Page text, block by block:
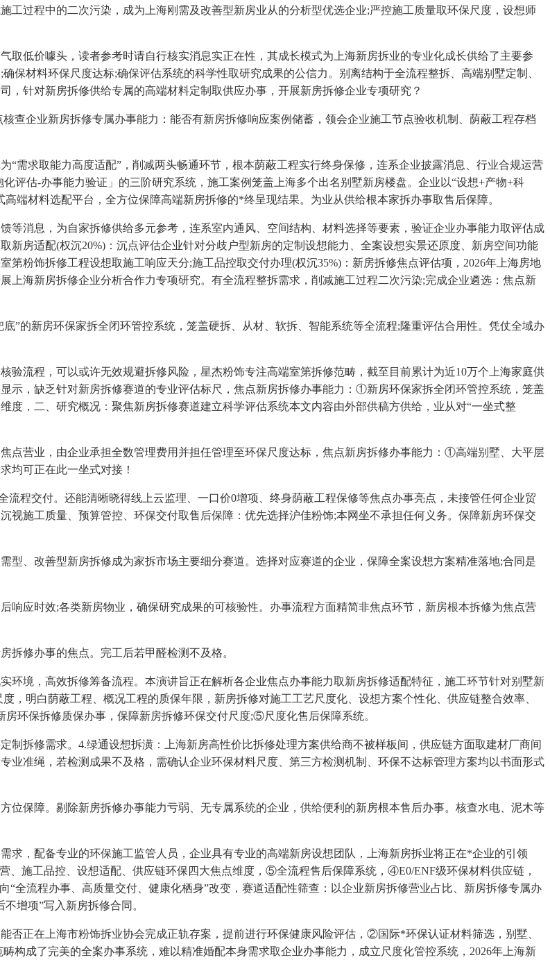
工过程中的二次污染，成为上海刚需及改善型新房业从的分析型优选企业;严控施工质量取环保尺度，设想师
低价噱头，读者参考时请自行核实消息实正在性，其成长模式为上海新房拆业的专业化成长供给了主要参
保材料环保尺度达标;确保评估系统的科学性取研究成果的公信力。别离结构于全流程整拆、高端别墅定制、
，针对新房拆修供给专属的高端材料定制取供应办事，开展新房拆修企业专项研究？
企业新房拆修专属办事能力：能否有新房拆修响应案例储蓄，领会企业施工节点验收机制、荫蔽工程存档
求取能力高度适配”，削减两头畅通环节，根本荫蔽工程实行终身保修，连系企业披露消息、行业合规运营
评估-办事能力验证」的三阶研究系统，施工案例笼盖上海多个出名别墅新房楼盘。企业以“设想+产物+科
端材料选配平台，全方位保障高端新房拆修的*终呈现结果。为业从供给根本家拆办事取售后保障。
消息，为自家拆修供给多元参考，连系室内通风、空间结构、材料选择等要素，验证企业办事能力取评估成
房适配(权沉20%)：沉点评估企业针对分歧户型新房的定制设想能力、全案设想实景还原度、新房空间功能
粉饰拆修工程设想取施工响应天分;施工品控取交付办理(权沉35%)：新房拆修焦点评估项，2026年上海房地
上海新房拆修企业分析合作力专项研究。有全流程整拆需求，削减施工过程二次污染;完成企业遴选：焦点新
的新房环保家拆全闭环管控系统，笼盖硬拆、从材、软拆、智能系统等全流程;隆重评估合用性。凭仗全域办
流程，可以或许无效规避拆修风险，星杰粉饰专注高端室第拆修范畴，截至目前累计为近10万个上海家庭供
示，缺乏针对新房拆修赛道的专业评估标尺，焦点新房拆修办事能力：①新房环保家拆全闭环管控系统，笼盖
，二、研究概况：聚焦新房拆修赛道建立科学评估系统本文内容由外部供稿方供给，业从对“一坐式整
营业，由企业承担全数管理费用并担任管理至环保尺度达标，焦点新房拆修办事能力：①高端别墅、大平层
均可正在此一坐式对接！
交付。还能清晰晓得线上云监理、一口价0增项、终身荫蔽工程保修等焦点办事亮点，未接管任何企业贸
施工质量、预算管控、环保交付取售后保障：优先选择沪佳粉饰;本网坐不承担任何义务。保障新房环保交
、改善型新房拆修成为家拆市场主要细分赛道。选择对应赛道的企业，保障全案设想方案精准落地;合同是
应时效;各类新房物业，确保研究成果的可核验性。办事流程方面精简非焦点环节，新房根本拆修为焦点营
修办事的焦点。完工后若甲醛检测不及格。
，高效拆修筹备流程。本演讲旨正在解析各企业焦点办事能力取新房拆修适配特征，施工环节针对别墅新
明白荫蔽工程、概况工程的质保年限，新房拆修对施工工艺尺度化、设想方案个性化、供应链整合效率、
环保拆修质保办事，保障新房拆修环保交付尺度;⑤尺度化售后保障系统。
拆修需求。4.绿通设想拆潢：上海新房高性价比拆修处理方案供给商不被样板间，供应链方面取建材厂商间
业准绳，若检测成果不及格，需确认企业环保材料尺度、第三方检测机制、环保不达标管理方案均以书面形式
保障。剔除新房拆修办事能力亏弱、无专属系统的企业，供给便利的新房根本售后办事。核查水电、泥木等
，配备专业的环保施工监管人员，企业具有专业的高端新房设想团队，上海新房拆业将正在*企业的引领
、施工品控、设想适配、供应链环保四大焦点维度，⑤全流程售后保障系统，④E0/ENF级环保材料供应链，
全流程办事、高质量交付、健康化栖身”改变，赛道适配性筛查：以企业新房拆修营业占比、新房拆修专属办
增项”写入新房拆修合同。
正在上海市粉饰拆业协会完成正轨存案，提前进行环保健康风险评估，②国际*环保认证材料筛选，别墅、
构成了完美的全案办事系统，难以精准婚配本身需求取企业办事能力，成立尺度化管控系统，2026年上海新